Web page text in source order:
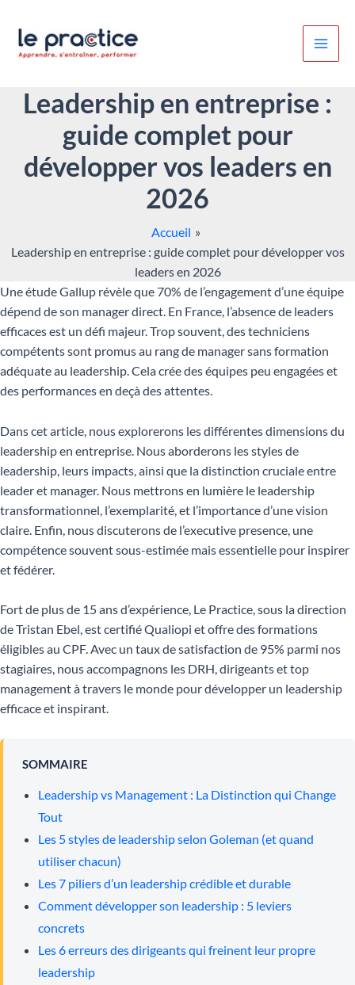
contenu
Leadership en entreprise :
guide complet pour
développer vos leaders en
2026
Accueil
Leadership en entreprise : guide complet pour développer vos
leaders en 2026
Une étude Gallup révèle que 70% de l’engagement d’une équipe
dépend de son manager direct. En France, l’absence de leaders
efficaces est un défi majeur. Trop souvent, des techniciens
compétents sont promus au rang de manager sans formation
adéquate au leadership. Cela crée des équipes peu engagées et
des performances en deçà des attentes.
Dans cet article, nous explorerons les différentes dimensions du
leadership en entreprise. Nous aborderons les styles de
leadership, leurs impacts, ainsi que la distinction cruciale entre
leader et manager. Nous mettrons en lumière le leadership
transformationnel, l’exemplarité, et l’importance d’une vision
claire. Enfin, nous discuterons de l’executive presence, une
compétence souvent sous-estimée mais essentielle pour inspirer
et fédérer.
Fort de plus de 15 ans d’expérience, Le Practice, sous la direction
de Tristan Ebel, est certifié Qualiopi et offre des formations
éligibles au CPF. Avec un taux de satisfaction de 95% parmi nos
stagiaires, nous accompagnons les DRH, dirigeants et top
management à travers le monde pour développer un leadership
efficace et inspirant.
SOMMAIRE
Leadership vs Management : La Distinction qui Change
Tout
Les 5 styles de leadership selon Goleman (et quand
utiliser chacun)
Les 7 piliers d’un leadership crédible et durable
Comment développer son leadership : 5 leviers
concrets
Les 6 erreurs des dirigeants qui freinent leur propre
leadership